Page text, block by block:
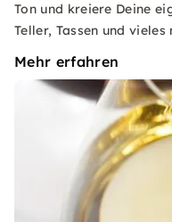
Ton und kreiere Deine
Teller, Tassen und vieles
Mehr erfahren